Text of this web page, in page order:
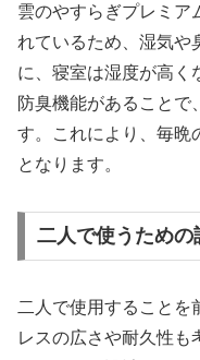
雲のやすらぎプレミア
れているため、湿気や
に、寝室は湿度が高く
防臭機能があることで
す。これにより、毎晩
となります。
二人で使うための
二人で使用することを
レスの広さや耐久性も